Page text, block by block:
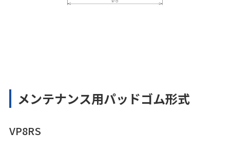
メンテナンス用パッドゴム形式
VP8RS